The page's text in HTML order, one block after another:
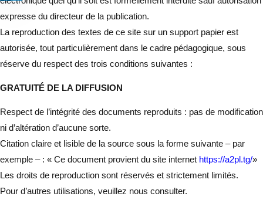
expresse du directeur de la publication.
La reproduction des textes de ce site sur un support papier est
autorisée, tout particulièrement dans le cadre pédagogique, sous
réserve du respect des trois conditions suivantes :
GRATUITÉ DE LA DIFFUSION
Respect de l’intégrité des documents reproduits : pas de modification
ni d’altération d’aucune sorte.
Citation claire et lisible de la source sous la forme suivante – par
exemple – : « Ce document provient du site internet https://a2pl.tg/»
Les droits de reproduction sont réservés et strictement limités.
Pour d’autres utilisations, veuillez nous consulter.